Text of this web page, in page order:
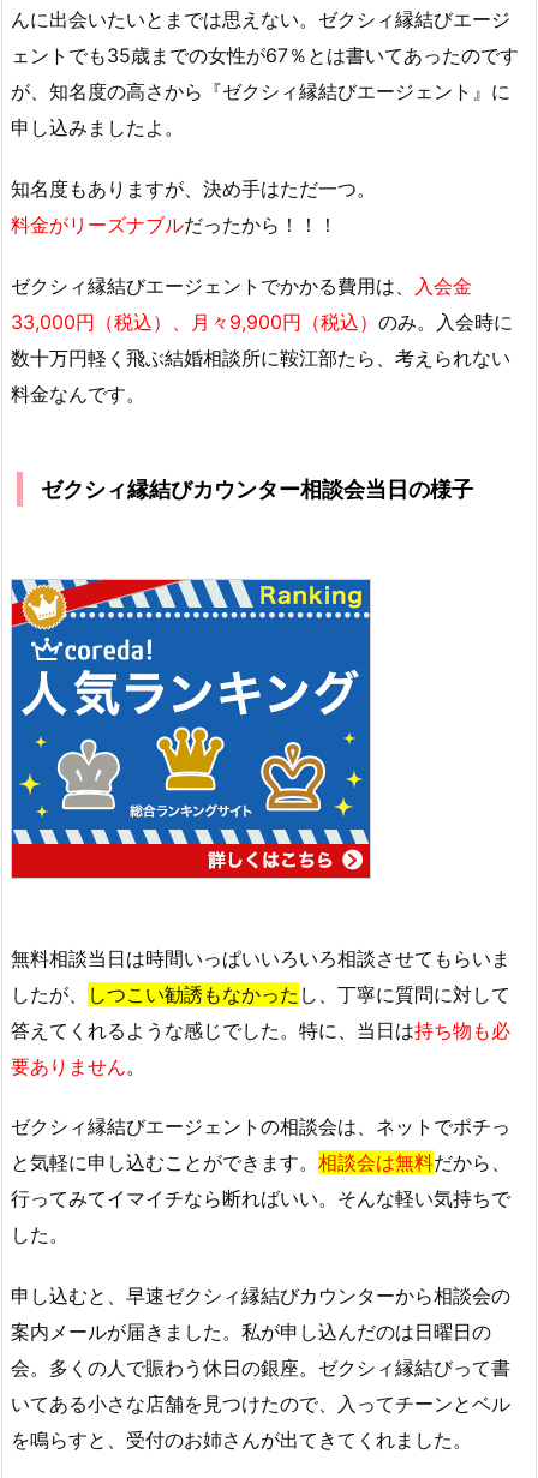
んに出会いたいとまでは思えない。ゼクシィ縁結びエージ
ェントでも35歳までの女性が67％とは書いてあったのです
が、知名度の高さから『ゼクシィ縁結びエージェント』に
申し込みましたよ。
知名度もありますが、決め手はただ一つ。
料金がリーズナブルだったから！！！
ゼクシィ縁結びエージェントでかかる費用は、
入会金
33,000円（税込）、月々9,900円（税込） のみ。入会時に
数十万円軽く飛ぶ結婚相談所に鞍江部たら、考えられない
料金なんです。
ゼクシィ縁結びカウンター相談会当日の様子
無料相談当日は時間いっぱいいろいろ相談させてもらいま
したが、
しつこい勧誘もなかった し、丁寧に質問に対して
答えてくれるような感じでした。 特に、 当日は持ち物も必
要ありません。
ゼクシィ縁結びエージェントの相談会は、ネットでポチっ
と気軽に申し込むことができます。 相談会は無料だから、
行ってみてイマイチなら断ればいい。そんな軽い気持ちで
した。
申し込むと、早速ゼクシィ縁結びカウンターから相談会の
案内メールが届きました。私が申し込んだのは日曜日の
会。多くの人で賑わう休日の銀座。ゼクシィ縁結びって書
いてある小さな店舗を見つけたので、入ってチーンとベル
を鳴らすと、受付のお姉さんが出てきてくれました。